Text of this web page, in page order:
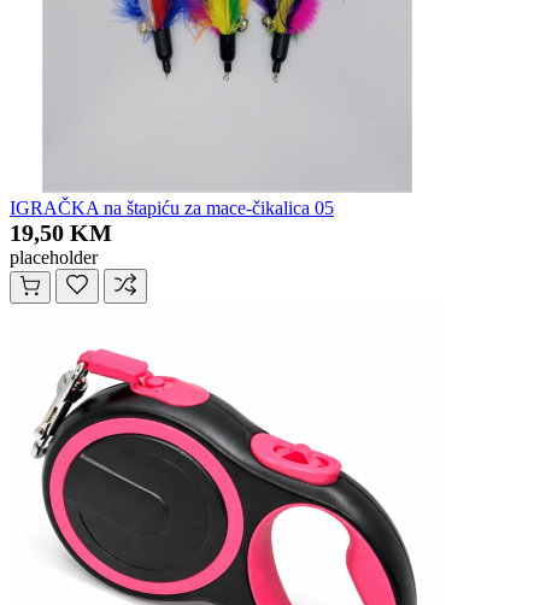
IGRAČKA na štapiću za mace-čikalica 05
19,50 KM
placeholder